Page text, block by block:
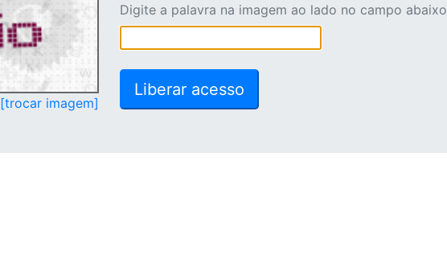
[trocar imagem]
Digite a palavra na imagem ao lado no campo abaixo